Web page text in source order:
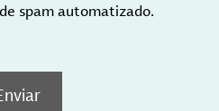
spam automatizado.